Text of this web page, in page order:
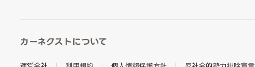
カーネクストについて